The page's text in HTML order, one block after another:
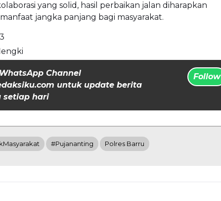
yang solid, hasil perbaikan jalan diharapkan
jangka panjang bagi masyarakat.
Channel
untuk update berita
setiap hari
Follow
#Pujananting Polres Barru